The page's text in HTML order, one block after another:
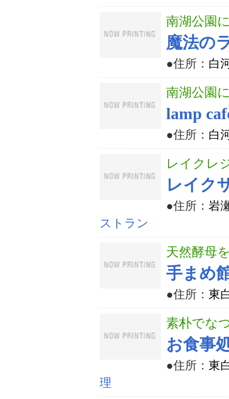
南湖公園
魔法の
●住所： 白
南湖公園
lamp
●住所： 白
レイクレ
レイク
●住所： 岩
ストラン
天然酵母
手まめ
●住所： 東
素朴でな
お食事
●住所： 東
理